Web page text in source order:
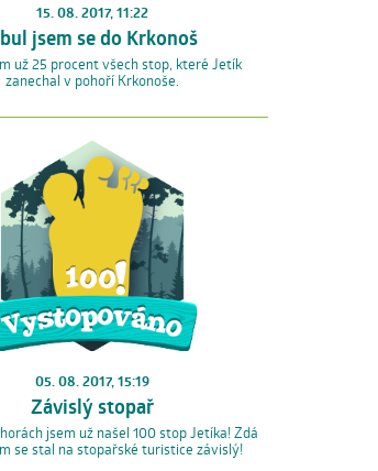
15. 08. 2017, 11:22
jsem se do Krkonoš
už 25 procent všech stop, které Jetík
zanechal v pohoří Krkonoše.
05. 08. 2017, 15:19
Závislý stopař
jsem už našel 100 stop Jetíka! Zdá
se stal na stopařské turistice závislý!